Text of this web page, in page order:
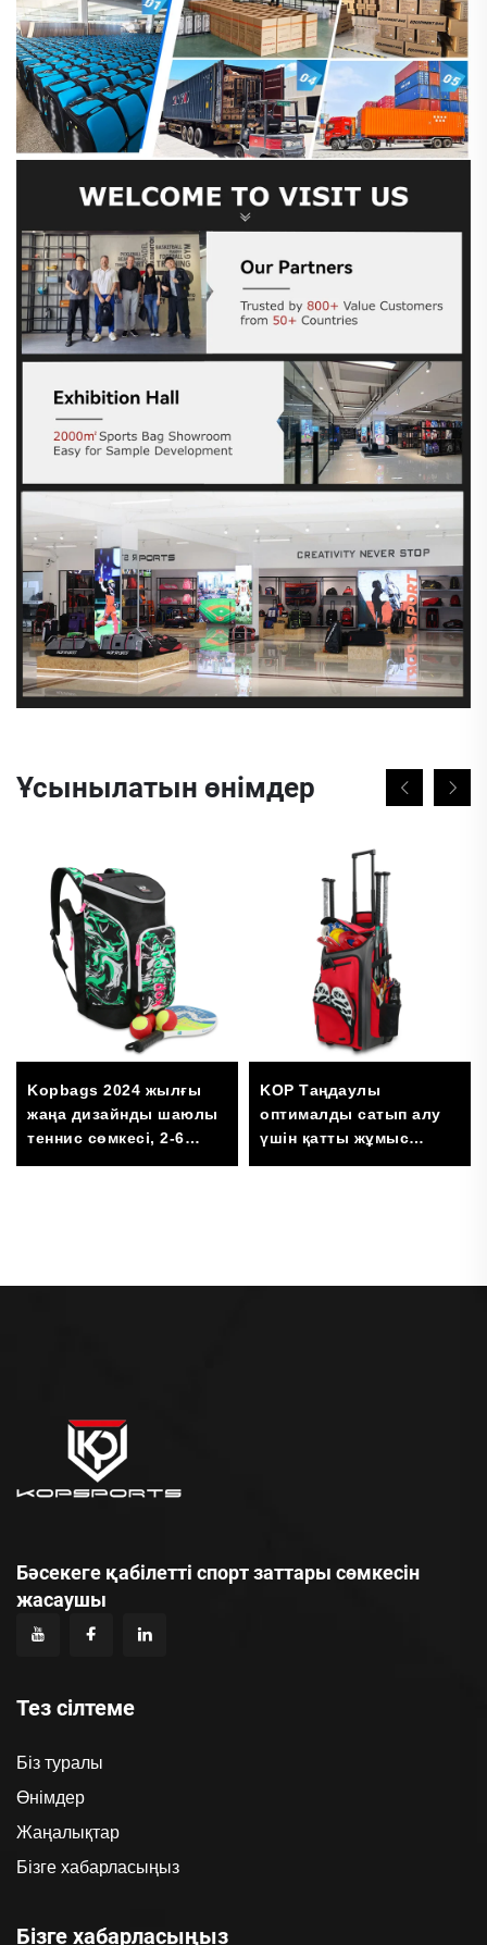
Ұсынылатын өнімдер
Kopbags 2024 жылғы
жаңа дизайнды шаюлы
теннис сөмкесі, 2-6
ракетканы сыятын
KOP Таңдаулы
оптималды сатып алу
үшін қатты жұмыс
істейтін көмір қызыл
әйелдерге арналған
Бәсекеге қабілетті спорт заттары сөмкесін
жасаушы
Тез сілтеме
Біз туралы
Өнімдер
Жаңалықтар
Бізге хабарласыңыз
Бізге хабарласыңыз